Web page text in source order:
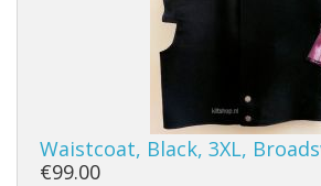
Waistcoat, Black, 3XL,
€99.00